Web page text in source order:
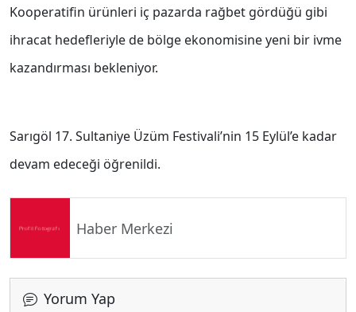
Kooperatifin ürünleri iç pazarda rağbet gördüğü gibi
ihracat hedefleriyle de bölge ekonomisine yeni bir ivme
kazandırması bekleniyor.
Sarıgöl 17. Sultaniye Üzüm Festivali’nin 15 Eylül’e kadar
devam edeceği öğrenildi.
Haber Merkezi
Yorum Yap